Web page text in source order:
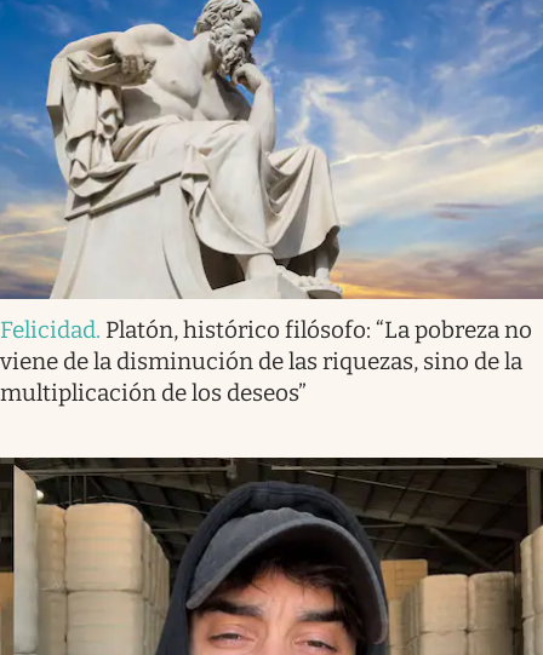
Felicidad. Platón, histórico filósofo: “La pobreza no
viene de la disminución de las riquezas, sino de la
multiplicación de los deseos”